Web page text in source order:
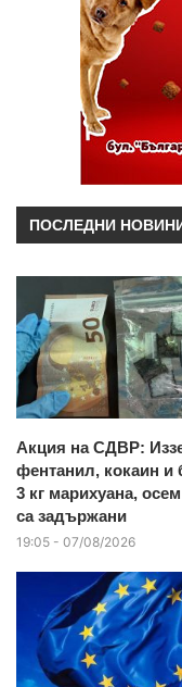
ПОСЛЕДНИ
Акция на СДВР:
фентанил, кокаин и
3 кг марихуана,
са задържани
19:05 - 07/08/2026